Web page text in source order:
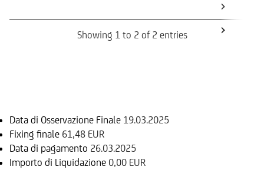
Showing 1 to 2 of 2 entries
Data di Osservazione Finale 19.03.2025
Fixing finale 61,48 EUR
Data di pagamento 26.03.2025
Importo di Liquidazione 0,00 EUR